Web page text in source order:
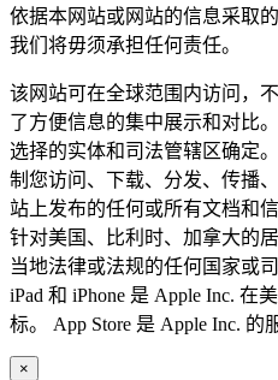
依据本网站或网站的信息采取
我们将毋须承担任何责任。
该网站可在全球范围内访问，
了方便信息的集中展示和对比
选择的实体和司法管辖区确定
制您访问、下载、分发、传播
站上发布的任何或所有文档和
针对美国、比利时、加拿大的
当地法律或法规的任何国家或
iPad 和 iPhone 是 Apple Inc. 在
标。 App Store 是 Apple Inc. 的
×